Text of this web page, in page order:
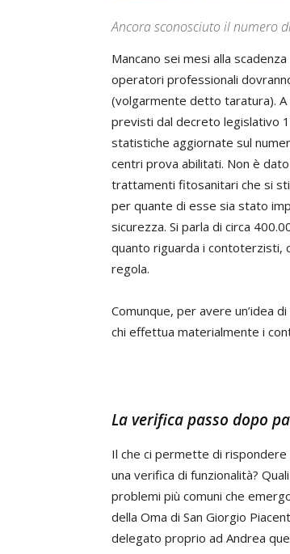
Ancora sconosciuto il numero
Mancano sei mesi alla
operatori professionali
(volgarmente detto taratura). A
previsti dal decreto legislativo
statistiche aggiornate sul
centri prova abilitati. Non è
trattamenti fitosanitari che si
per quante di esse sia stato
sicurezza. Si parla di circa
quanto riguarda i contoterzisti,
regola.
Comunque, per avere un’idea
chi effettua materialmente i
La verifica passo dopo
Il che ci permette di
una verifica di funzionalità?
problemi più comuni che
della Oma di San Giorgio
delegato proprio ad Andrea